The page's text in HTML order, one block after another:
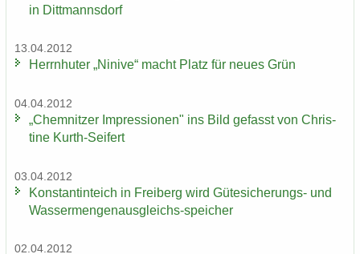
in Ditt­manns­dorf
13.04.2012
Herrn­hu­ter „Ni­ni­ve“ macht Platz für neues Grün
04.04.2012
„Chem­nit­zer Im­pres­sio­nen" ins Bild ge­fasst von Chris­
ti­ne Kurth-​Seifert
03.04.2012
Kon­stan­tin­teich in Frei­berg wird Gütesicherungs-​ und
Wassermengenausgleichs-​speicher
02.04.2012